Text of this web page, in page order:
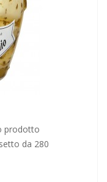
prodotto
da 280